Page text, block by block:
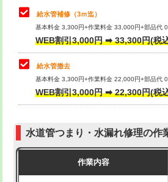
マス交換（土の掘削・埋め戻し作業）
マス交換（深さ50㎝未満）
マス交換（深さ50㎝以上）
コンクリート斫り（厚さ10㎝まで）
モルタル補修（厚さ10㎝超え）
理・調整・分解・加工など（中作業）
止水・漏水調査・防水処理・清掃・修
理・調整・分解・加工など（重作業）
その他部品の脱着
交換・取付（タンク）
式）)
式・ワンホール）)
給水管補修（3ｍ迄）
基本料金 3,300円+作業料金 33,000円+部品代
WEB割引3,000円 ➡ 33,300円(税
給水管撤去
基本料金 3,300円+作業料金 22,000円+部品代
WEB割引3,000円 ➡ 22,300円(税
水道管つまり・水漏れ修理の作
作業内容